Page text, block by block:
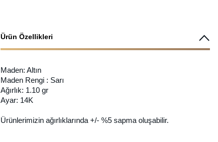
Ürün Özellikleri
Maden: Altın
Maden Rengi : Sarı
Ağırlık: 1.10 gr
Ayar: 14K
Ürünlerimizin ağırlıklarında +/- %5 sapma oluşabilir.